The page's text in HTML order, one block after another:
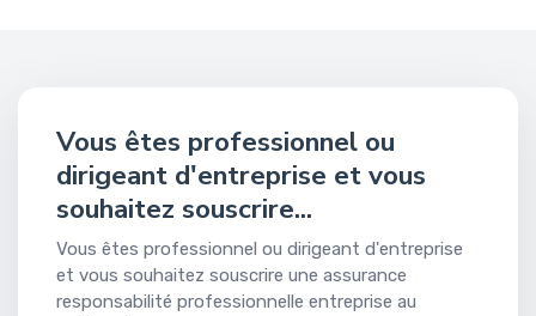
Vous êtes professionnel ou
dirigeant d'entreprise et vous
souhaitez souscrire...
Vous êtes professionnel ou dirigeant d'entreprise
et vous souhaitez souscrire une assurance
responsabilité professionnelle entreprise au